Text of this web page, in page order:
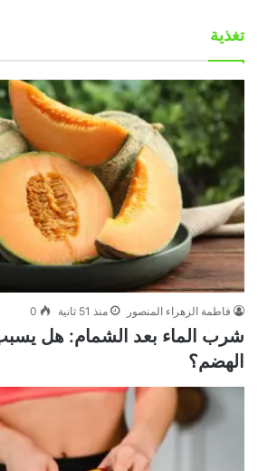
تغذية
فاطمة الزهراء المنصور منذ 51 ثانية 0
شرب الماء بعد الشمام: هل
الهضم؟